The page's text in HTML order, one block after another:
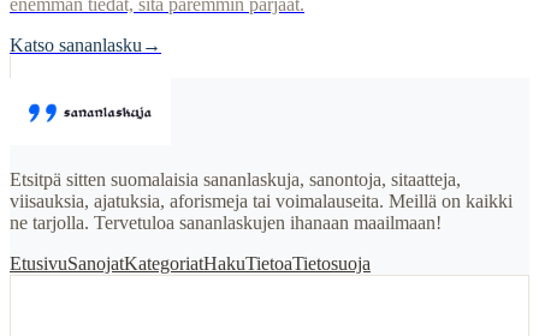
enemmän tiedät, sitä paremmin pärjäät.
Katso sananlasku →
Etsitpä sitten suomalaisia sananlaskuja, sanontoja, sitaatteja,
viisauksia, ajatuksia, aforismeja tai voimalauseita. Meillä on kaikki
ne tarjolla. Tervetuloa sananlaskujen ihanaan maailmaan!
EtusivuSanojatKategoriatHakuTietoaTietosuoja